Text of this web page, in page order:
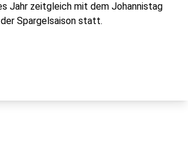
Jahr zeitgleich mit dem Johannistag
Spargelsaison statt.